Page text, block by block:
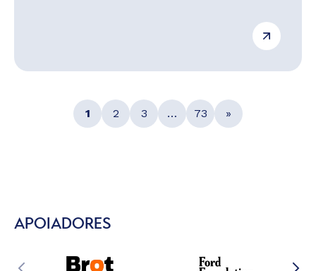
1 2 3 … 73 »
APOIADORES